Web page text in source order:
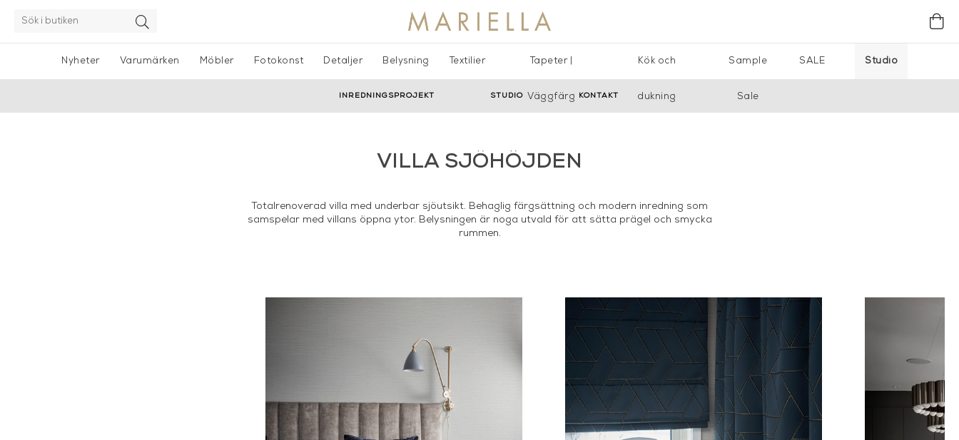
Nyheter Studio
Varumärken Möbler Fotokonst Detaljer Belysning Textilier Tapeter |
Väggfärg
Kök och
dukning
Sample
Sale
SALE
INREDNINGSPROJEKT STUDIO KONTAKT
VILLA SJÖHÖJDEN
Totalrenoverad villa med underbar sjöutsikt. Behaglig färgsättning och modern inredning som
samspelar med villans öppna ytor. Belysningen är noga utvald för att sätta prägel och smycka
rummen.